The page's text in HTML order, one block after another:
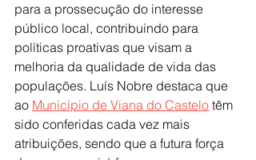
para a prossecução do interesse
público local, contribuindo para
políticas proativas que visam a
melhoria da qualidade de vida das
populações. Luís Nobre destaca que
ao Município de Viana do Castelo têm
sido conferidas cada vez mais
atribuições, sendo que a futura força